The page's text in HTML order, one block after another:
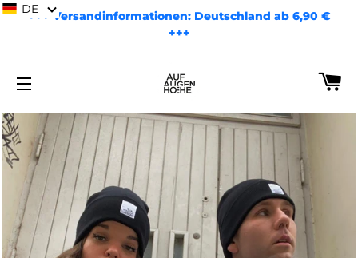
+++ Versandinformationen: Deutschland ab 6,90 €
+++
DE